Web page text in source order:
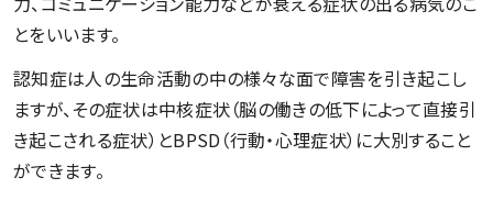
とをいいます。
認知症は人の生命活動の中の様々な面で障害を引き起こし
ますが、その症状は中核症状（脳の働きの低下によって直接引
き起こされる症状）とBPSD（行動・心理症状）に大別すること
ができます。